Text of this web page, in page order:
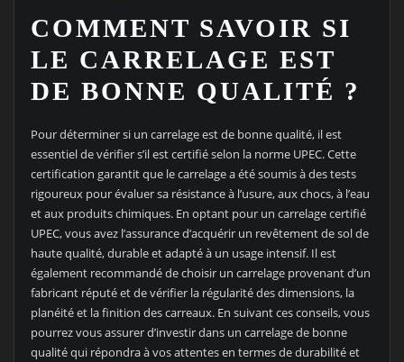
COMMENT SAVOIR SI
LE CARRELAGE EST
DE BONNE QUALITÉ ?
Pour déterminer si un carrelage est de bonne qualité, il est
essentiel de vérifier s’il est certifié selon la norme UPEC. Cette
certification garantit que le carrelage a été soumis à des tests
rigoureux pour évaluer sa résistance à l’usure, aux chocs, à l’eau
et aux produits chimiques. En optant pour un carrelage certifié
UPEC, vous avez l’assurance d’acquérir un revêtement de sol de
haute qualité, durable et adapté à un usage intensif. Il est
également recommandé de choisir un carrelage provenant d’un
fabricant réputé et de vérifier la régularité des dimensions, la
planéité et la finition des carreaux. En suivant ces conseils, vous
pourrez vous assurer d’investir dans un carrelage de bonne
qualité qui répondra à vos attentes en termes de durabilité et